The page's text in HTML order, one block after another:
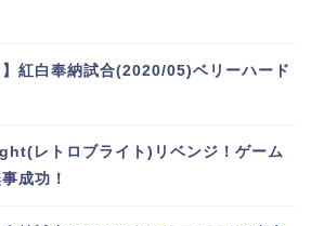
紅白奉納試合(2020/05)ベリーハード
レトロブライト)リベンジ！ゲーム
成功！